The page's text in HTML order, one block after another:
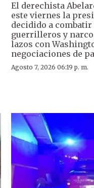
El derechista
este viernes la
decidido a combatir
guerrilleros y
lazos con
negociaciones de
Agosto 7, 2026 06:19 p. m.